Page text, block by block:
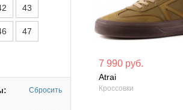
43
47
Сбросить
вверха: Натуральная
7 990 руб.
Atrai
Кроссовки
Материал
кожа
Сезон: